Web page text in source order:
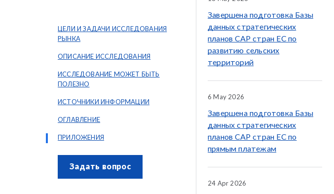
ЦЕЛИ И ЗАДАЧИ ИССЛЕДОВАНИЯ
РЫНКА
ОПИСАНИЕ ИССЛЕДОВАНИЯ
ИССЛЕДОВАНИЕ МОЖЕТ БЫТЬ
ПОЛЕЗНО
ИСТОЧНИКИ ИНФОРМАЦИИ
ОГЛАВЛЕНИЕ
ПРИЛОЖЕНИЯ
Задать вопрос
Завершена подготовка Базы
данных стратегических
планов CAP стран ЕС по
развитию сельских
территорий
6 May 2026
Завершена подготовка Базы
данных стратегических
планов CAP стран ЕС по
прямым платежам
24 Apr 2026